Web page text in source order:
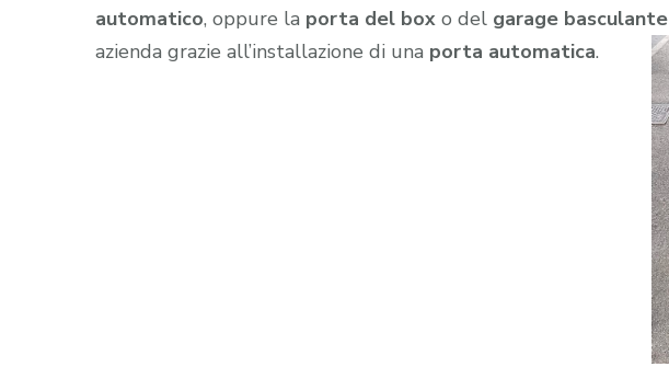
automatico, oppure la porta del box o del garage basculante
azienda grazie all’installazione di una porta automatica.